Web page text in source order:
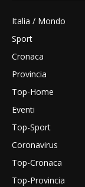
Italia / Mondo
Sport
Cronaca
Provincia
Top-Home
Eventi
Top-Sport
Coronavirus
Top-Cronaca
Top-Provincia